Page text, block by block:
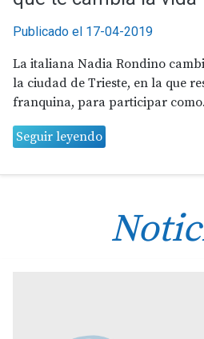
Publicado el 17-04-2019
La italiana Nadia Rondino
la ciudad de Trieste, en la que
franquina, para participar
Seguir leyendo